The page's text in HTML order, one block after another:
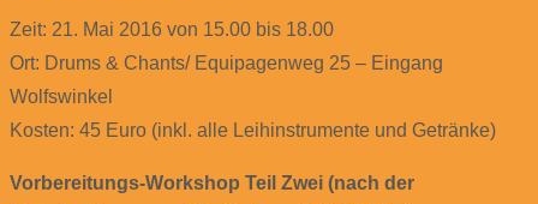
Zeit: 21. Mai 2016 von 15.00 bis 18.00
Ort: Drums & Chants/ Equipagenweg 25 – Eingang
Wolfswinkel
Kosten: 45 Euro (inkl. alle Leihinstrumente und Getränke)
Vorbereitungs-Workshop Teil Zwei (nach der